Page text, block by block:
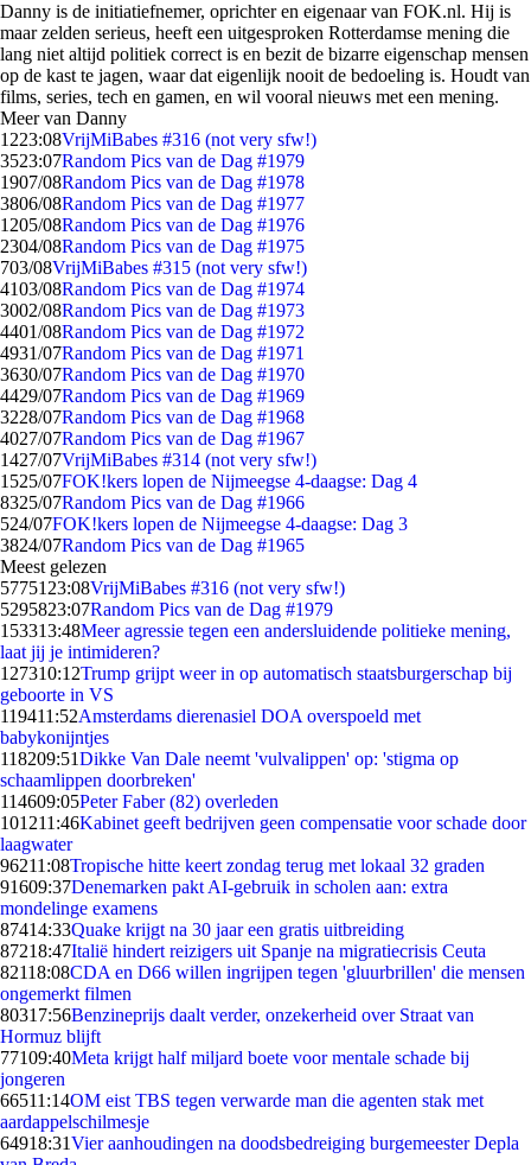
Danny is de initiatiefnemer, oprichter en eigenaar van FOK.nl. Hij is
maar zelden serieus, heeft een uitgesproken Rotterdamse mening die
lang niet altijd politiek correct is en bezit de bizarre eigenschap mensen
op de kast te jagen, waar dat eigenlijk nooit de bedoeling is. Houdt van
films, series, tech en gamen, en wil vooral nieuws met een mening.
Meer van Danny
1223:08VrijMiBabes #316 (not very sfw!)
3523:07Random Pics van de Dag #1979
1907/08Random Pics van de Dag #1978
3806/08Random Pics van de Dag #1977
1205/08Random Pics van de Dag #1976
2304/08Random Pics van de Dag #1975
703/08VrijMiBabes #315 (not very sfw!)
4103/08Random Pics van de Dag #1974
3002/08Random Pics van de Dag #1973
4401/08Random Pics van de Dag #1972
4931/07Random Pics van de Dag #1971
3630/07Random Pics van de Dag #1970
4429/07Random Pics van de Dag #1969
3228/07Random Pics van de Dag #1968
4027/07Random Pics van de Dag #1967
1427/07VrijMiBabes #314 (not very sfw!)
1525/07FOK!kers lopen de Nijmeegse 4-daagse: Dag 4
8325/07Random Pics van de Dag #1966
524/07FOK!kers lopen de Nijmeegse 4-daagse: Dag 3
3824/07Random Pics van de Dag #1965
Meest gelezen
57751 23:08VrijMiBabes #316 (not very sfw!)
5295823:07Random Pics van de Dag #1979
153313:48Meer agressie tegen een andersluidende politieke mening,
laat jij je intimideren?
127310:12Trump grijpt weer in op automatisch staatsburgerschap bij
geboorte in VS
119411:52Amsterdams dierenasiel DOA overspoeld met
babykonijntjes
118209:51Dikke Van Dale neemt 'vulvalippen' op: 'stigma op
schaamlippen doorbreken'
114609:05Peter Faber (82) overleden
101211:46Kabinet geeft bedrijven geen compensatie voor schade door
laagwater
96211:08Tropische hitte keert zondag terug met lokaal 32 graden
91609:37Denemarken pakt AI-gebruik in scholen aan: extra
mondelinge examens
87414:33Quake krijgt na 30 jaar een gratis uitbreiding
87218:47Italië hindert reizigers uit Spanje na migratiecrisis Ceuta
82118:08CDA en D66 willen ingrijpen tegen 'gluurbrillen' die mensen
ongemerkt filmen
80317:56Benzineprijs daalt verder, onzekerheid over Straat van
Hormuz blijft
77109:40Meta krijgt half miljard boete voor mentale schade bij
jongeren
66511:14OM eist TBS tegen verwarde man die agenten stak met
aardappelschilmesje
64918:31Vier aanhoudingen na doodsbedreiging burgemeester Depla